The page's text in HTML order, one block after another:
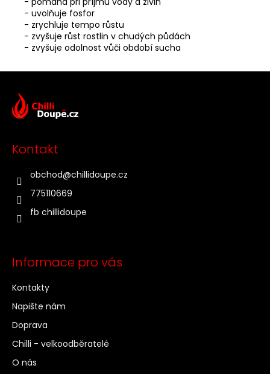
- uvolňuje fosfor
- zrychluje tempo růstu
- zvyšuje růst rostlin v chudých půdách
- zvyšuje odolnost vůči období sucha
Kontakt
obchod@chillidoupe.cz
775110669
fb chillidoupe
Informace pro vás
Kontakty
Napište nám
Doprava
Chilli - velkoodběratelé
O nás